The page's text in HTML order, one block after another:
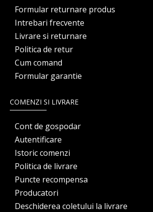
Formular returnare produs
Intrebari frecvente
Livrare si returnare
Politica de retur
Cum comand
Formular garantie
COMENZI SI LIVRARE
Cont de gospodar
Autentificare
Istoric comenzi
Politica de livrare
Puncte recompensa
Producatori
Deschiderea coletului la livrare